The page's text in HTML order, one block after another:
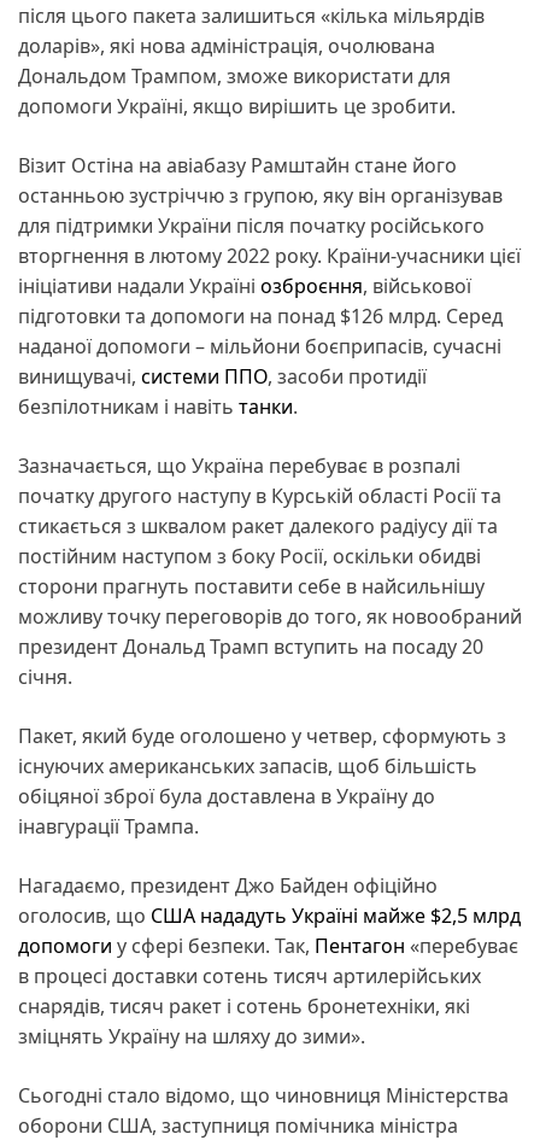
після цього пакета залишиться «кілька мільярдів
доларів», які нова адміністрація, очолювана
Дональдом Трампом, зможе використати для
допомоги Україні, якщо вирішить це зробити.
Візит Остіна на авіабазу Рамштайн стане його
останньою зустріччю з групою, яку він організував
для підтримки України після початку російського
вторгнення в лютому 2022 року. Країни-учасники цієї
ініціативи надали Україні озброєння, військової
підготовки та допомоги на понад $126 млрд. Серед
наданої допомоги – мільйони боєприпасів, сучасні
винищувачі, системи ППО, засоби протидії
безпілотникам і навіть танки.
Зазначається, що Україна перебуває в розпалі
початку другого наступу в Курській області Росії та
стикається з шквалом ракет далекого радіусу дії та
постійним наступом з боку Росії, оскільки обидві
сторони прагнуть поставити себе в найсильнішу
можливу точку переговорів до того, як новообраний
президент Дональд Трамп вступить на посаду 20
січня.
Пакет, який буде оголошено у четвер, сформують з
існуючих американських запасів, щоб більшість
обіцяної зброї була доставлена в Україну до
інавгурації Трампа.
Нагадаємо, президент Джо Байден офіційно
оголосив, що США нададуть Україні майже $2,5 млрд
допомоги у сфері безпеки. Так, Пентагон «перебуває
в процесі доставки сотень тисяч артилерійських
снарядів, тисяч ракет і сотень бронетехніки, які
зміцнять Україну на шляху до зими».
Сьогодні стало відомо, що чиновниця Міністерства
оборони США, заступниця помічника міністра